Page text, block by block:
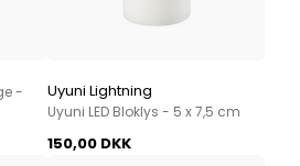
-
Uyuni Lightning
Uyuni LED Bloklys - 5 x 7,5 cm
150,00 DKK